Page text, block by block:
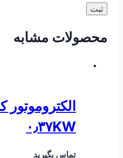
محصولات مشابه
الکتروموتور
۰٫۳۷KW
تماس بگیرید